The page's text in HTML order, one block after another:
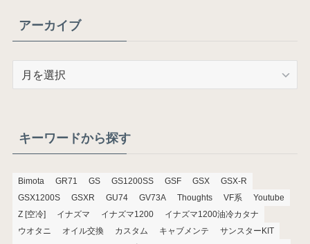
アーカイブ
ブキーワードから探す
Bimota GR71 GS GS1200SS GSF GSX
GSX-R
GSX1200S
GSXR GU74 GV73A Thoughts VF系
Youtube
Z [空冷]
イナズマ イナズマ1200
イナズマ1200油冷カタナ
ウオタニ
オイル交換 カスタム キャブメンテ
サンスターKIT